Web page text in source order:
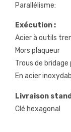
Parallélisme:
Exécution :
Acier à outils
Mors plaqueur
Trous de
En acier
Livraison
Clé hexagonal